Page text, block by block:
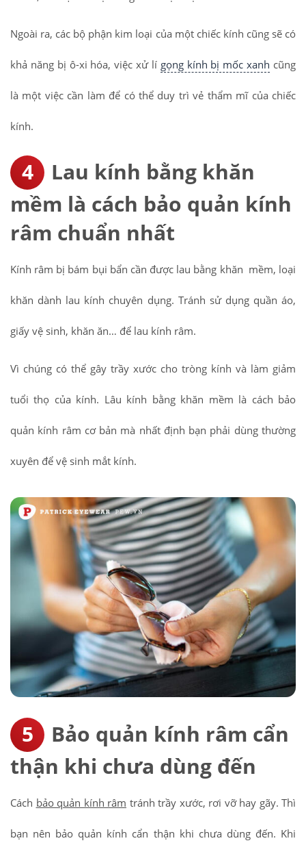
Ngoài ra, các bộ phận kim loại của một chiếc kính cũng sẽ có
khả năng bị ô-xi hóa, việc xử lí gọng kính bị mốc xanh cũng
là một việc cần làm để có thể duy trì vẻ thẩm mĩ của chiếc
kính.
Lau kính bằng khăn
mềm là cách bảo quản kính
râm chuẩn nhất
Kính râm bị bám bụi bẩn cần được lau bằng khăn mềm, loại
khăn dành lau kính chuyên dụng. Tránh sử dụng quần áo,
giấy vệ sinh, khăn ăn… để lau kính râm.
Vì chúng có thể gây trầy xước cho tròng kính và làm giảm
tuổi thọ của kính. Lâu kính bằng khăn mềm là cách bảo
quản kính râm cơ bản mà nhất định bạn phải dùng thường
xuyên để vệ sinh mắt kính.
Bảo quản kính râm cẩn
thận khi chưa dùng đến
Cách bảo quản kính râm tránh trầy xước, rơi vỡ hay gãy. Thì
bạn nên bảo quản kính cẩn thận khi chưa dùng đến. Khi